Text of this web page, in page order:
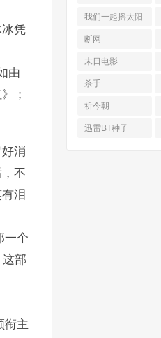
凭
由
；
消
不
泪
一个
这部
衔主
我们一起摇太阳
断网
末日电影
杀手
祈今朝
迅雷BT种子